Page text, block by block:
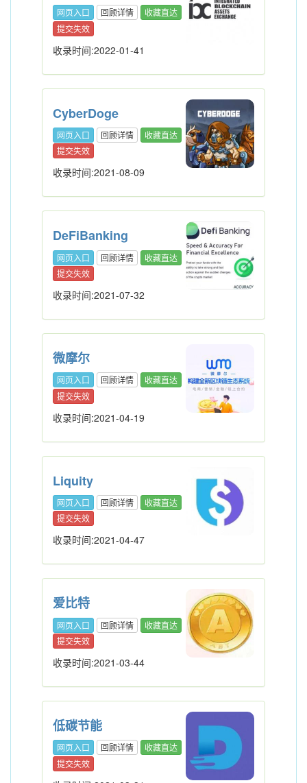
网页入口 回顾详情
收藏直达
提交失效
收录时间:2022-01-41
CyberDoge
网页入口 回顾详情
收藏直达
提交失效
收录时间:2021-08-09
DeFiBanking
网页入口 回顾详情
收藏直达
提交失效
收录时间:2021-07-32
微摩尔
网页入口 回顾详情
收藏直达
提交失效
收录时间:2021-04-19
Liquity
网页入口 回顾详情
收藏直达
提交失效
收录时间:2021-04-47
爱比特
网页入口 回顾详情
收藏直达
提交失效
收录时间:2021-03-44
低碳节能
网页入口 回顾详情
收藏直达
提交失效